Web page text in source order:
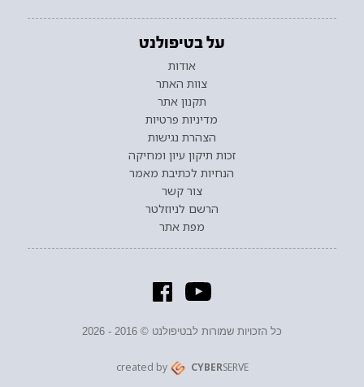
על בטיפולנט
אודות
צוות האתר
תקנון אתר
מדיניות פרטיות
הצהרת נגישות
זכות תיקון עיון ומחיקה
הנחיות לכתיבת מאמר
צור קשר
הרשם לניוזלטר
מפת אתר
כל הזכויות שמורות לבטיפולנט © 2016 - 2026
created by CYBERSERVE